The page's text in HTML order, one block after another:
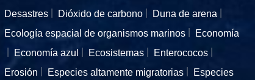
Desastres
Dióxido de carbono
Duna de arena
Ecología espacial de organismos marinos
Economía
Economía azul
Ecosistemas
Enterococos
Erosión
Especies altamente migratorias
Especies